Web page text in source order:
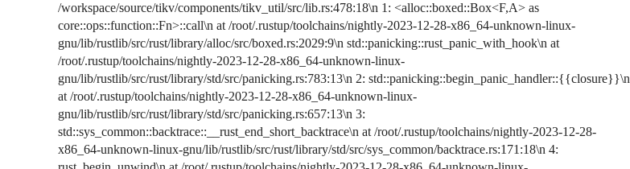
/workspace/source/tikv/components/tikv_util/src/lib.rs:478:18\n 1: <alloc::boxed::Box<F,A> as
core::ops::function::Fn>::call\n at /root/.rustup/toolchains/nightly-2023-12-28-x86_64-unknown-linux-
gnu/lib/rustlib/src/rust/library/alloc/src/boxed.rs:2029:9\n std::panicking::rust_panic_with_hook\n at
/root/.rustup/toolchains/nightly-2023-12-28-x86_64-unknown-linux-
gnu/lib/rustlib/src/rust/library/std/src/panicking.rs:783:13\n 2: std::panicking::begin_panic_handler::{{closure}}\n
at /root/.rustup/toolchains/nightly-2023-12-28-x86_64-unknown-linux-
gnu/lib/rustlib/src/rust/library/std/src/panicking.rs:657:13\n 3:
std::sys_common::backtrace::__rust_end_short_backtrace\n at /root/.rustup/toolchains/nightly-2023-12-28-
x86_64-unknown-linux-gnu/lib/rustlib/src/rust/library/std/src/sys_common/backtrace.rs:171:18\n 4: